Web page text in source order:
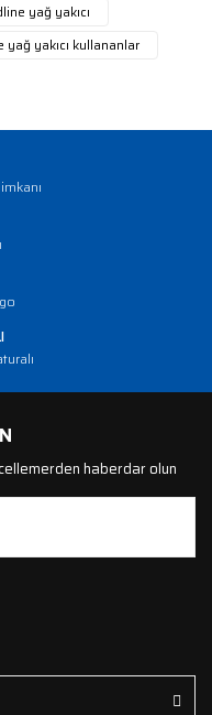
yağ yakıcı
yağ yakıcı kullananlar
haberdar olun